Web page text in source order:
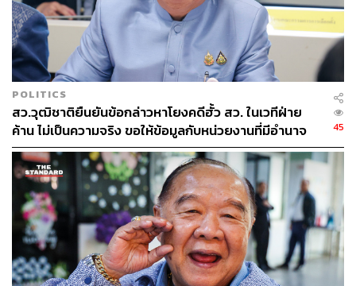
“เราคงต้องฝากความหวังไว้กับองค์กรกำกับดูแล ไม่ว่าจะเป็น
บอร์ด กสทช. หรือบอร์ดคณะกรรมการการแข่งขันทางการ
ค้า (กขค.) ที่ต้องแสดงความกล้าหาญที่จะปกป้องผู้บริโภค ซึ่ง
ความหวังก็ยิ่งดูริบหรี่หากเราย้อนไปดูประวัติศาสตร์ที่ผ่านมา
ของบอร์ดทั้งสองชุด
“ถ้าจะมีอะไรที่เป็นความหวังได้บ้าง ก็คือว่าที่บอร์ดชุดใหม่
ของ กสทช. ที่จะมีสัดส่วนผู้เชี่ยวชาญด้านการคุ้มครองผู้
บริโภคและด้านเศรษฐศาสตร์เพิ่มขึ้นมาจากเดิม แต่สถานะ
ของบอร์ดชุดใหม่ก็ยังลูกผีลูกคน เพราะวุฒิสภายังไม่บรรจุ
วาระการรับรองแม้ว่าจะมี 7 รายชื่อของว่าที่บอร์ดชุดใหม่
เรียบร้อยแล้ว และคณะกรรมาธิการวิสามัญที่ตั้งขึ้นมาตรวจ
สอบคุณสมบัติจะหมดวาระการพิจารณาไปเรียบร้อยแล้ว
ก็ตาม” ศิริกัญญากล่าวในที่สุด
POLITICS
สว.วุฒิชาติยืนยันข้อกล่าวหาโยงคดีฮั้ว สว. ในเวทีฝ่าย
ค้าน ไม่เป็นความจริง ขอให้ข้อมูลกับหน่วยงานที่มีอำนาจ
เท่านั้น
45